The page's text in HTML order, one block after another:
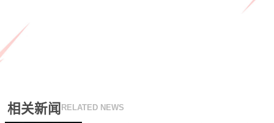
相关新闻 RELATED NEWS